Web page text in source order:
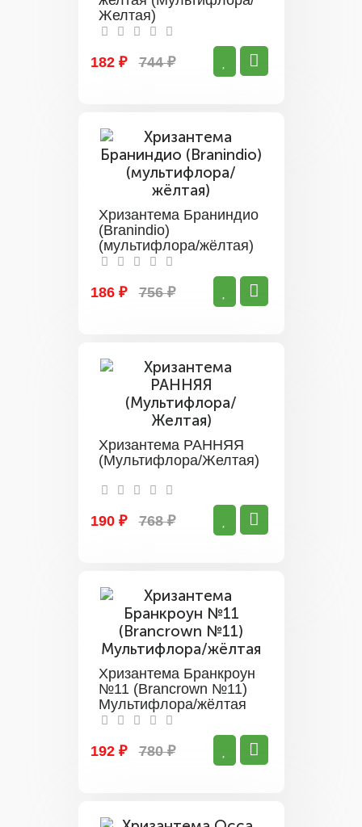
Желтая)
182 ₽ 744 ₽
Хризантема Браниндио
(Branindio)
(мультифлора/жёлтая)
186 ₽ 756 ₽
Хризантема РАННЯЯ
(Мультифлора/Желтая)
190 ₽ 768 ₽
Хризантема Бранкроун
№11 (Brancrown №11)
Мультифлора/жёлтая
192 ₽ 780 ₽